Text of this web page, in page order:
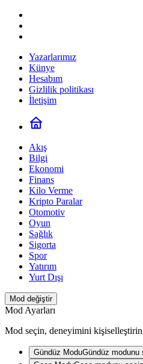
Yazarlarımız
Künye
Hesabım
Gizlilik politikası
İletişim
Akış
Bilgi
Ekonomi
Finans
Kilo Verme
Kripto Paralar
Otomotiv
Oyun
Sağlık
Sigorta
Spor
Yatırım
Yurt Dışı
Mod değiştir
Mod Ayarları
Mod seçin, deneyimini
Gündüz ModuGündüz modunu